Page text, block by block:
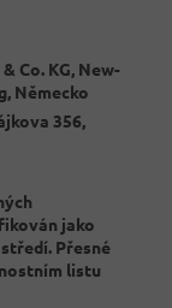
Co. KG, New-
Německo
356,
jako
Přesné
listu